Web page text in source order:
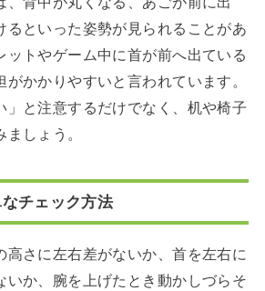
るといった姿勢が見られることがあ
ットやゲーム中に首が前へ出ている
かかりやすいと言われています。
」と注意するだけでなく、机や椅子
しょう。
チェック方法
高さに左右差がないか、首を左右に
いか、腕を上げたとき動かしづらそ